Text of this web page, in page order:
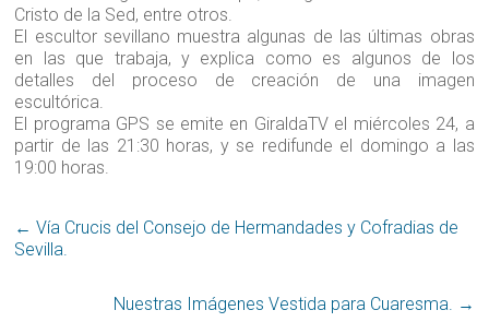
Cristo de la Sed, entre otros.
El escultor sevillano muestra algunas de las últimas obras
en las que trabaja, y explica como es algunos de los
detalles del proceso de creación de una imagen
escultórica.
El programa GPS se emite en GiraldaTV el miércoles 24, a
partir de las 21:30 horas, y se redifunde el domingo a las
19:00 horas.
← Vía Crucis del Consejo de Hermandades y Cofradias de
Sevilla.
Nuestras Imágenes Vestida para Cuaresma. →